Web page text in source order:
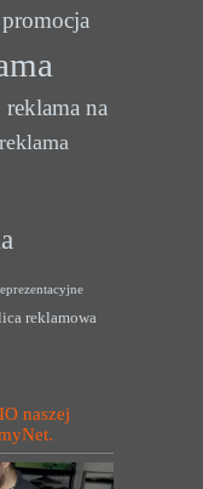
promocja
reklama na
reklama
reklamowa
naszej